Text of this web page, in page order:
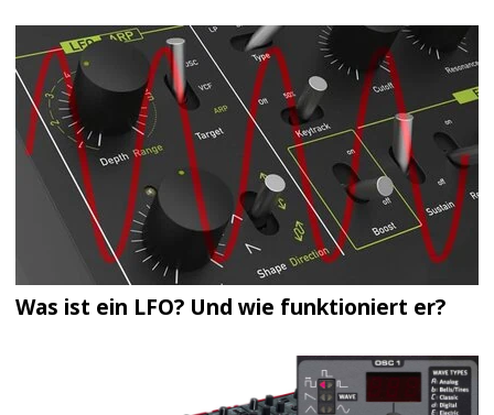
Was ist ein LFO? Und wie funktioniert er?